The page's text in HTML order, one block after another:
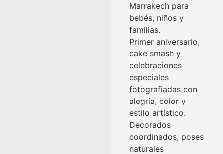
Marrakech para
bebés, niños y
familias.
Primer aniversario,
cake smash y
celebraciones
especiales
fotografiadas con
alegría, color y
estilo artístico.
Decorados
coordinados, poses
naturales